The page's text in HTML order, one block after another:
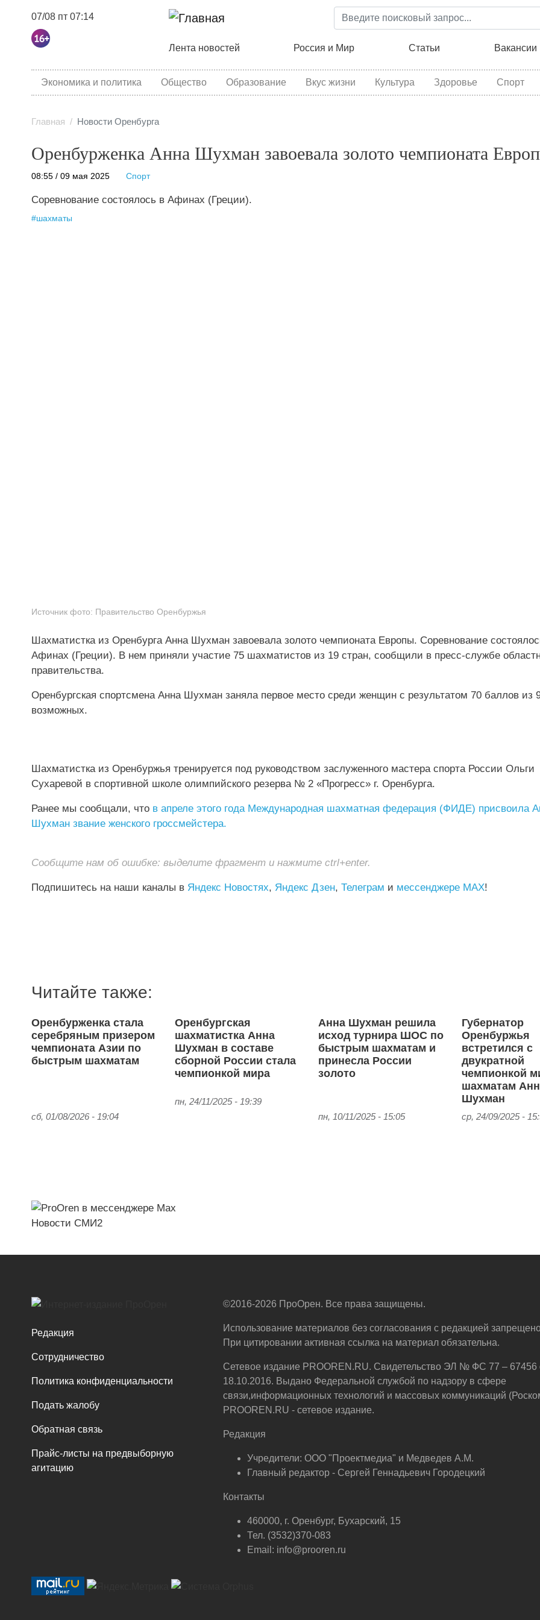
Перейти
к
содержанию
07/08 пт 07:14
Основная навигация
Лента новостей Россия и Мир Статьи Вакансии
category menu
Экономика и политика Общество Образование Вкус жизни Культура Здоровье Спорт
Главная Новости Оренбурга
Оренбурженка Анна Шухман завоевала золото чемпионата
08:55 / 09 мая 2025 Спорт
Соревнование состоялось в Афинах (Греции).
#шахматы
Источник фото: Правительство Оренбуржья
Шахматистка из Оренбурга Анна Шухман завоевала золото чемпионата Европы. Соревнование
Афинах (Греции). В нем приняли участие 75 шахматистов из 19 стран, сообщили в пресс-службе
правительства.
Оренбургская спортсмена Анна Шухман заняла первое место среди женщин с результатом 70 баллов из
возможных.
Шахматистка из Оренбуржья тренируется под руководством заслуженного мастера спорта России Ольги
Сухаревой в спортивной школе олимпийского резерва № 2 «Прогресс» г. Оренбурга.
Ранее мы сообщали, что в апреле этого года Международная шахматная федерация (ФИДЕ) присвоила
Шухман звание женского гроссмейстера.
Сообщите нам об ошибке: выделите фрагмент и нажмите ctrl+enter.
Подпишитесь на наши каналы в Яндекс Новостях, Яндекс Дзен, Телеграм и мессенджере MAX!
Читайте также:
Оренбурженка стала
серебряным призером
чемпионата Азии по
быстрым шахматам
сб, 01/08/2026 - 19:04
Оренбургская
шахматистка Анна
Шухман в составе
сборной России стала
чемпионкой мира
пн, 24/11/2025 - 19:39
Анна Шухман решила
исход турнира ШОС по
быстрым шахматам и
принесла России
золото
пн, 10/11/2025 - 15:05
Губернатор
Оренбуржья
встретился с
двукратной
чемпионкой
шахматам
Шухман
ср, 24/09/2025 -
Новости СМИ2
Редакция
Сотрудничество
Политика конфиденциальности
Подать жалобу
Обратная связь
Прайс-листы на предвыборную
агитацию
©2016-2026 ПроОрен. Все права защищены.
Использование материалов без согласования с редакцией
При цитировании активная ссылка на материал обязательна.
Сетевое издание PROOREN.RU. Свидетельство ЭЛ № ФС 77 – 67456
18.10.2016. Выдано Федеральной службой по надзору в сфере
связи,информационных технологий и массовых коммуникаций
PROOREN.RU - сетевое издание.
Редакция
Учредители: ООО "Проектмедиа" и Медведев А.М.
Главный редактор - Сергей Геннадьевич Городецкий
Контакты
460000, г. Оренбург, Бухарский, 15
Тел. (3532)370-083
Email: info@prooren.ru